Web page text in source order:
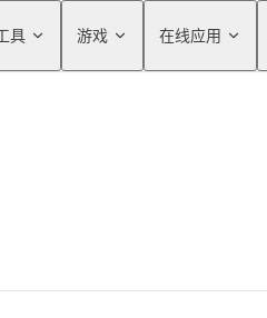
具 游戏 在线应用